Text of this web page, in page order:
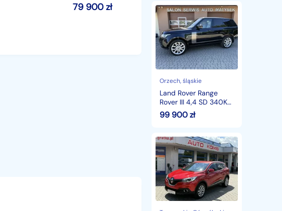
79 900zł
Land
Rover
Range
Rover
III
4,4
SD
340KM
Autobiography
Orzech, śląskie
Land Rover Range
Rover III 4,4 SD 340KM
Autobiography
99 900zł
Renault
Kadjar
I
1.5
110
Kamera,Navi,Wirtualne
zegay,Gwarancja